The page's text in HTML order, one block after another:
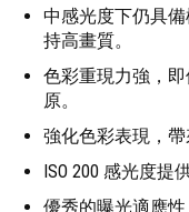
中感光度下仍具
持高畫質。
色彩重現力強，
原。
強化色彩表現，帶
ISO 200 感光度提
優秀的曝光適應性